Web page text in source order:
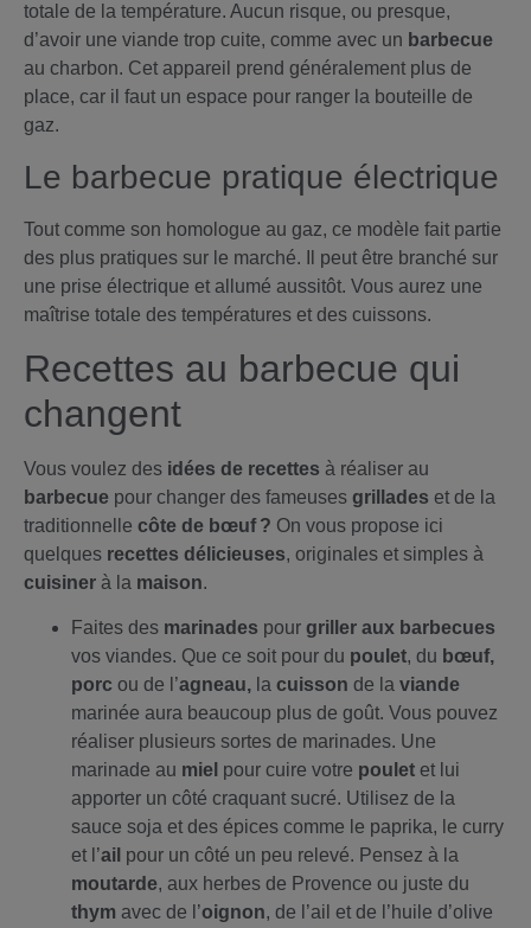
totale de la température. Aucun risque, ou presque,
d’avoir une viande trop cuite, comme avec un barbecue
au charbon. Cet appareil prend généralement plus de
place, car il faut un espace pour ranger la bouteille de
gaz.
Le barbecue pratique électrique
Tout comme son homologue au gaz, ce modèle fait partie
des plus pratiques sur le marché. Il peut être branché sur
une prise électrique et allumé aussitôt. Vous aurez une
maîtrise totale des températures et des cuissons.
Recettes au barbecue qui
changent
Vous voulez des idées de recettes à réaliser au
barbecue pour changer des fameuses grillades et de la
traditionnelle côte de bœuf ? On vous propose ici
quelques recettes délicieuses, originales et simples à
cuisiner à la maison.
Faites des marinades pour griller aux barbecues
vos viandes. Que ce soit pour du poulet, du bœuf,
porc ou de l’agneau, la cuisson de la viande
marinée aura beaucoup plus de goût. Vous pouvez
réaliser plusieurs sortes de marinades. Une
marinade au miel pour cuire votre poulet et lui
apporter un côté craquant sucré. Utilisez de la
sauce soja et des épices comme le paprika, le curry
et l’ail pour un côté un peu relevé. Pensez à la
moutarde, aux herbes de Provence ou juste du
thym avec de l’oignon, de l’ail et de l’huile d’olive